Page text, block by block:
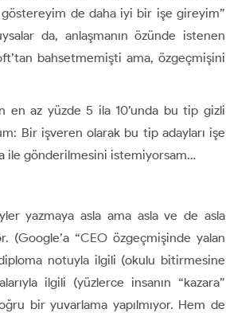
göstereyim de daha iyi bir işe gireyim”
da, anlaşmanın özünde istenen
bahsetmemişti ama, özgeçmişini
en az yüzde 5 ila 10’unda bu tip gizli
Bir işveren olarak bu tip adayları işe
ile gönderilmesini istemiyorsam…
yazmaya asla ama asla ve de asla
(Google’a “CEO özgeçmişinde yalan
notuyla ilgili (okulu bitirmesine
ilgili (yüzlerce insanın “kazara”
bir yuvarlama yapılmıyor. Hem de